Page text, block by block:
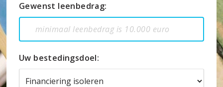
Gewenst leenbedrag:
Uw bestedingsdoel: